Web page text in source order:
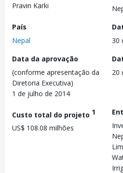
Pravin Karki
País
Nepal
30
Data da aprovação
(conforme apresentação da
Diretoria Executiva)
1 de julho de 2014
20
Custo total do projeto 1
US$ 108.08 milhões